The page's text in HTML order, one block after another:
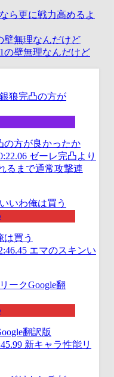
ら更に戦力高めるよ
壁無理なんだけど
の方が良かったか
ゼーレ完凸より
るまで通常攻撃連
は買う
エマのスキンい
翻訳版
新キャラ性能リ